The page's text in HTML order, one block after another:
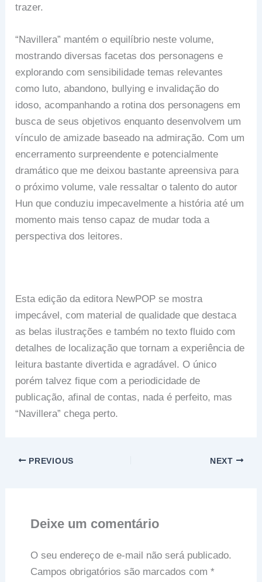
trazer.
“Navillera” mantém o equilíbrio neste volume,
mostrando diversas facetas dos personagens e
explorando com sensibilidade temas relevantes
como luto, abandono, bullying e invalidação do
idoso, acompanhando a rotina dos personagens em
busca de seus objetivos enquanto desenvolvem um
vínculo de amizade baseado na admiração. Com um
encerramento surpreendente e potencialmente
dramático que me deixou bastante apreensiva para
o próximo volume, vale ressaltar o talento do autor
Hun que conduziu impecavelmente a história até um
momento mais tenso capaz de mudar toda a
perspectiva dos leitores.
Esta edição da editora NewPOP se mostra
impecável, com material de qualidade que destaca
as belas ilustrações e também no texto fluido com
detalhes de localização que tornam a experiência de
leitura bastante divertida e agradável. O único
porém talvez fique com a periodicidade de
publicação, afinal de contas, nada é perfeito, mas
“Navillera” chega perto.
PREVIOUS NEXT
Deixe um comentário
O seu endereço de e-mail não será publicado.
Campos obrigatórios são marcados com *